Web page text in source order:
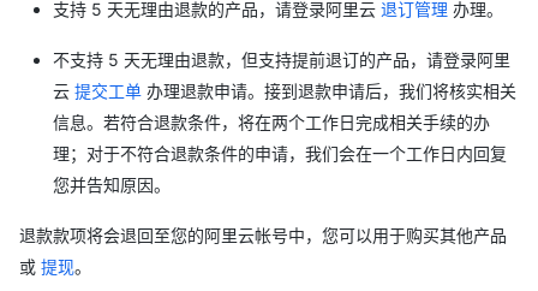
支持 5 天无理由退款的产品，请登录阿里云 退订管理 办理。
不支持 5 天无理由退款，但支持提前退订的产品，请登录阿里
云 提交工单 办理退款申请。接到退款申请后，我们将核实相关
信息。若符合退款条件，将在两个工作日完成相关手续的办
理；对于不符合退款条件的申请，我们会在一个工作日内回复
您并告知原因。
退款款项将会退回至您的阿里云帐号中，您可以用于购买其他产品
或 提现。